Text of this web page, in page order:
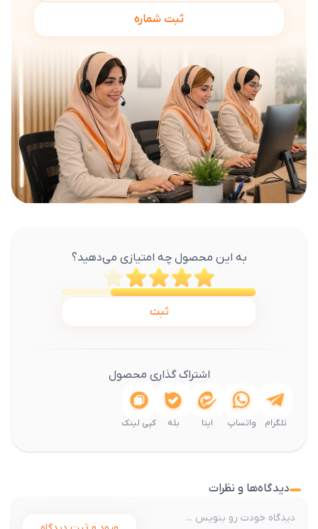
ثبت شماره
به این محصول چه امتیازی می‌دهید؟
ثبت
اشتراک گذاری محصول
تلگرام واتساپ ایتا بله کپی لینک
دیدگاه‌ها و نظرات